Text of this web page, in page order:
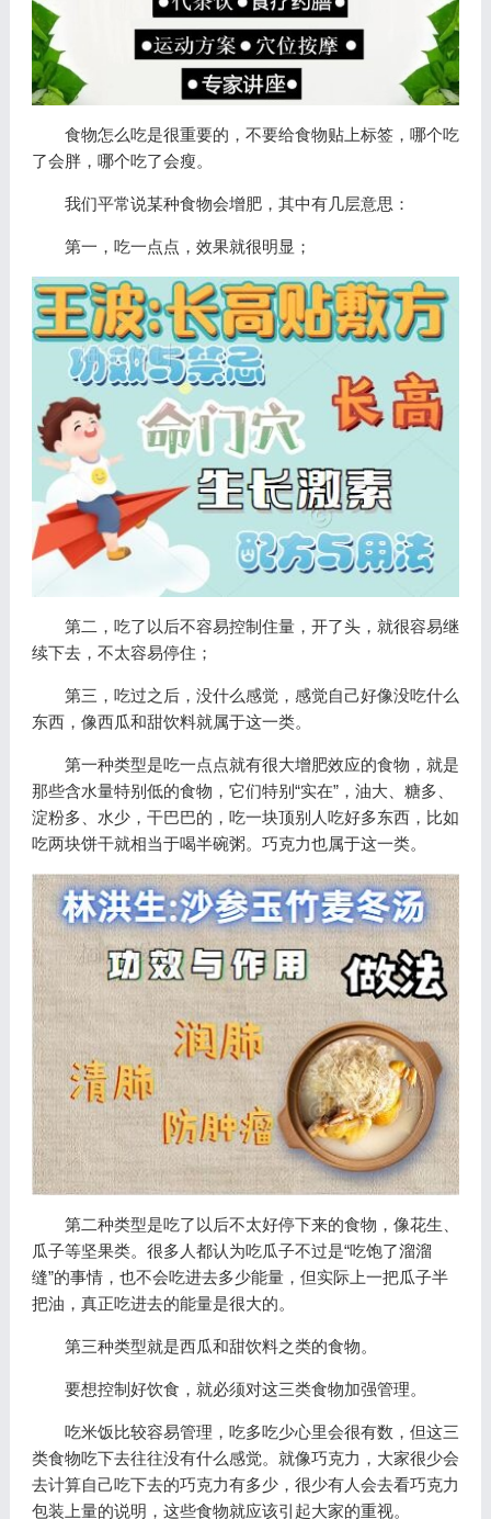
食物怎么吃是很重要的，不要给食物贴上标签，哪个吃
了会胖，哪个吃了会瘦。
我们平常说某种食物会增肥，其中有几层意思：
第一，吃一点点，效果就很明显；
第二，吃了以后不容易控制住量，开了头，就很容易继
续下去，不太容易停住；
第三，吃过之后，没什么感觉，感觉自己好像没吃什么
东西，像西瓜和甜饮料就属于这一类。
第一种类型是吃一点点就有很大增肥效应的食物，就是
那些含水量特别低的食物，它们特别“实在”，油大、糖多、
淀粉多、水少，干巴巴的，吃一块顶别人吃好多东西，比如
吃两块饼干就相当于喝半碗粥。巧克力也属于这一类。
第二种类型是吃了以后不太好停下来的食物，像花生、
瓜子等坚果类。很多人都认为吃瓜子不过是“吃饱了溜溜
缝”的事情，也不会吃进去多少能量，但实际上一把瓜子半
把油，真正吃进去的能量是很大的。
第三种类型就是西瓜和甜饮料之类的食物。
要想控制好饮食，就必须对这三类食物加强管理。
吃米饭比较容易管理，吃多吃少心里会很有数，但这三
类食物吃下去往往没有什么感觉。就像巧克力，大家很少会
去计算自己吃下去的巧克力有多少，很少有人会去看巧克力
包装上量的说明，这些食物就应该引起大家的重视。